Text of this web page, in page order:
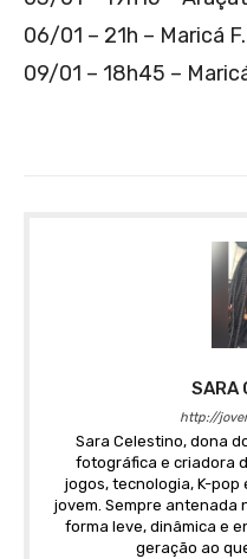
06/01 – 21h – Maricá
09/01 – 18h45 –
SARA
http://
Sara Celestino, dona
fotográfica e criadora
jogos, tecnologia, K-
jovem. Sempre antenada
forma leve, dinâmica e
geração ao